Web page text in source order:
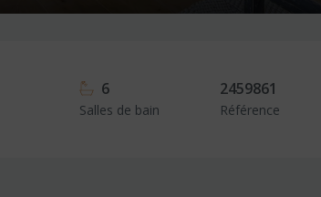
6
Salles de bain
2459861
Référence